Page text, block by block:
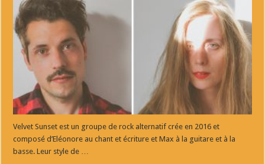
Velvet Sunset est un groupe de rock alternatif crée en 2016 et
composé d’Eléonore au chant et écriture et Max à la guitare et à la
basse. Leur style de …